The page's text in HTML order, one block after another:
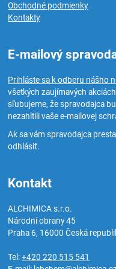
Obchodné podmienky
Kontakty
E-mailový
Prihláste sa k odberu nášho
všetkých zaujímavých
sľubujeme, že spravodajca
nezahltili vaše e-mailovej
Ak sa vám spravodajca
odhlásiť.
Kontakt
ALCHIMICA s.r.o.
Národní obrany 45
Praha 6, 16000Česká
Tel:+420 220 515 541